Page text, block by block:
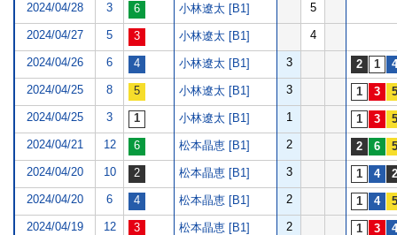
2024/04/28 3 小林遼太 [B1] 5
2024/04/27 5 小林遼太 [B1] 4
2024/04/26 6 小林遼太 [B1] 3
2024/04/25 8 小林遼太 [B1] 3
2024/04/25 3 小林遼太 [B1] 1
2024/04/21 12 松本晶恵 [B1] 2
2024/04/20 10 松本晶恵 [B1] 3
2024/04/20 6 松本晶恵 [B1] 2
2024/04/19 12 松本晶恵 [B1] 2